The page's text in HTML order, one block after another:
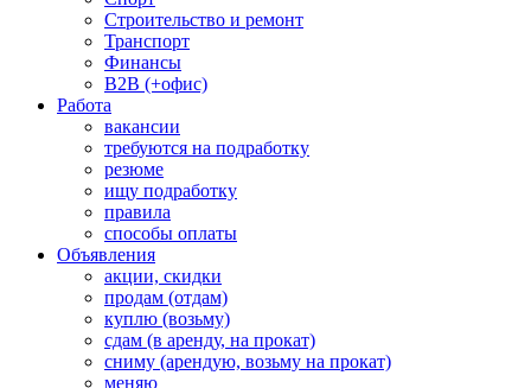
Строительство и ремонт
Транспорт
Финансы
B2B (+офис)
Работа
вакансии
требуются на подработку
резюме
ищу подработку
правила
способы оплаты
Объявления
акции, скидки
продам (отдам)
куплю (возьму)
сдам (в аренду, на прокат)
сниму (арендую, возьму на прокат)
меняю